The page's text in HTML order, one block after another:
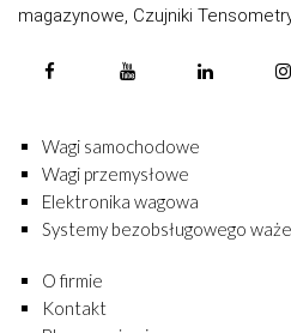
magazynowe, Czujniki
Wagi samochodowe
Wagi przemysłowe
Elektronika wagowa
Systemy bezobsługowego
O firmie
Kontakt